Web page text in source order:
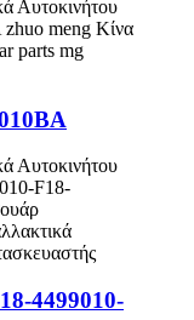
4499010-